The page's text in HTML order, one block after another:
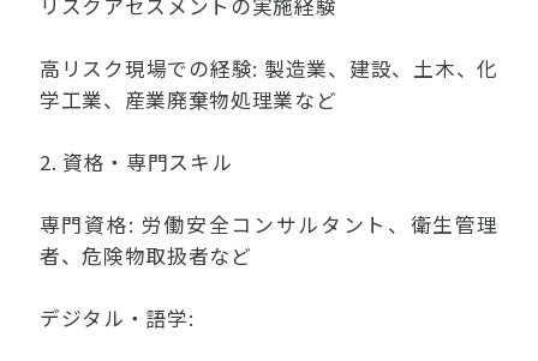
リスクアセスメントの実施経験
高リスク現場での経験: 製造業、建設、土木、化
学工業、産業廃棄物処理業など
2. 資格・専門スキル
専門資格: 労働安全コンサルタント、衛生管理
者、危険物取扱者など
デジタル・語学: